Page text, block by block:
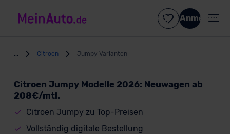
Anmelden
Citroen Jumpy Varianten
Citroen Jumpy Modelle 2026: Neuwagen ab
208€/mtl.
Citroen Jumpy zu Top-Preisen
Vollständig digitale Bestellung